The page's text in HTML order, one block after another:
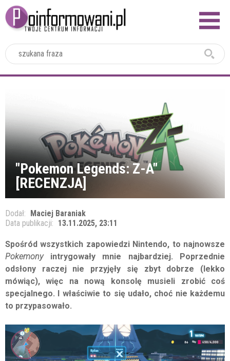
"Pokemon Legends: Z-A"
[RECENZJA]
Dodał: Maciej Baraniak
Data publikacji: 13.11.2025, 23:11
Spośród wszystkich zapowiedzi Nintendo, to najnowsze
Pokemonyintrygowały mnie najbardziej. Poprzednie
odsłony raczej nie przyjęły się zbyt dobrze (lekko
mówiąc), więc na nową konsolę musieli zrobić coś
specjalnego. I właściwie to się udało, choć nie każdemu
to przypasowało.